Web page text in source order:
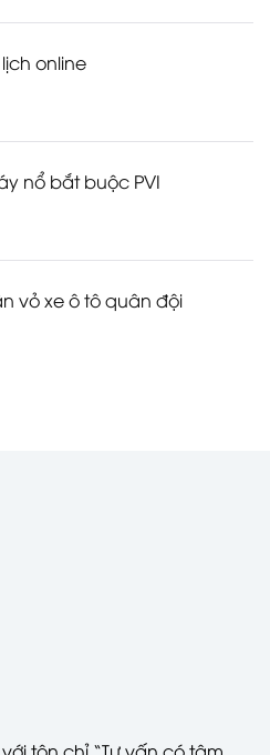
online
nổ bắt buộc PVI
vỏ xe ô tô quân đội